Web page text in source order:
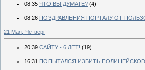
08:35 ЧТО ВЫ ДУМАТЕ? (4)
08:26 ПОЗДРАВЛЕНИЯ ПОРТАЛУ ОТ
21 Мая, Четверг
20:39 САЙТУ - 6 ЛЕТ! (19)
16:31 ПОПЫТАЛСЯ ИЗБИТЬ